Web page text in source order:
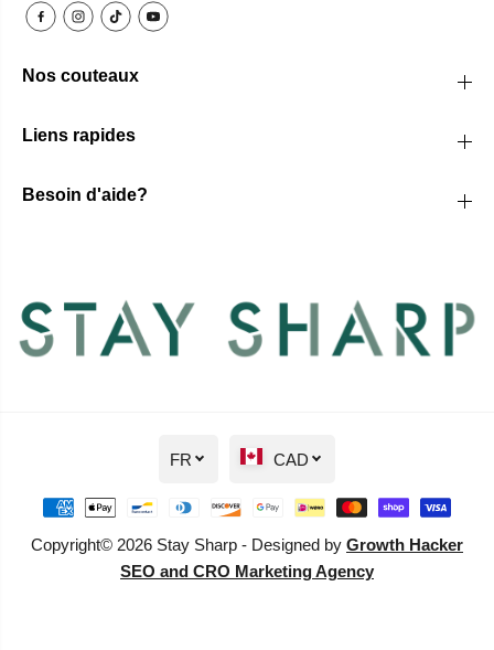
Nos couteaux
Liens rapides
Besoin d'aide?
Copyright© 2026 Stay Sharp - Designed by Growth Hacker
SEO and CRO Marketing Agency
FR CAD